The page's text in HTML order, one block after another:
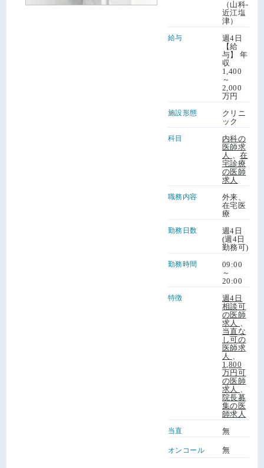
（山科-
近江塩
津）
給与
週4日
【給
与】 年
収
1,400
～
2,000
万円
施設形態
クリニ
ック
科目
内科の
医師求
人
、在
宅診療
の医師
求人
職務内容
外来、
在宅医
療
勤務日数
週4日
(週4日
勤務可)
勤務時間
09:00
～
20:00
特徴
週4日
相談可
の医師
求人
当直な
し可の
医師求
人
1,800
万円可
の医師
求人
院長募
集の医
師求人
当直 無
オンコール 無